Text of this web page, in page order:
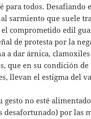
para todos. Desafiando
sarmiento que suele
comprometido edil
de protesta por la
a dar árnica,
que en su condición de
llevan el estigma del
gesto no esté
desafortunado) por las